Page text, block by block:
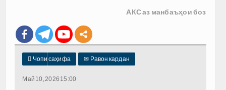
АКС аз манбаъҳои боз
 Чопи саҳифа ✉ Равон кардан
Май 10, 2026 15:00